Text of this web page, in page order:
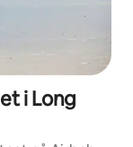
i Long